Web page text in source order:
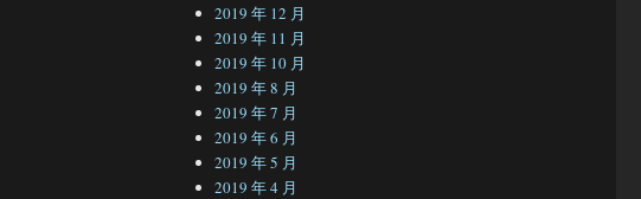
2019 年 12 月
2019 年 11 月
2019 年 10 月
2019 年 8 月
2019 年 7 月
2019 年 6 月
2019 年 5 月
2019 年 4 月